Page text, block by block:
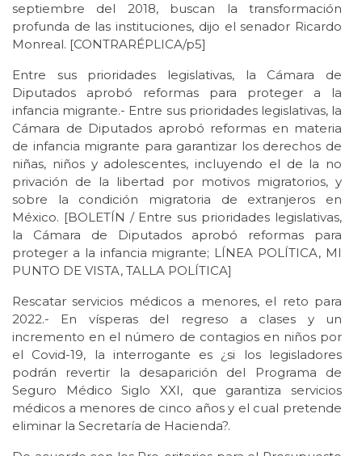
septiembre del 2018, buscan la transformación
profunda de las instituciones, dijo el senador Ricardo
Monreal. [CONTRARÉPLICA/p5]
Entre sus prioridades legislativas, la Cámara de
Diputados aprobó reformas para proteger a la
infancia migrante.- Entre sus prioridades legislativas, la
Cámara de Diputados aprobó reformas en materia
de infancia migrante para garantizar los derechos de
niñas, niños y adolescentes, incluyendo el de la no
privación de la libertad por motivos migratorios, y
sobre la condición migratoria de extranjeros en
México. [BOLETÍN / Entre sus prioridades legislativas,
la Cámara de Diputados aprobó reformas para
proteger a la infancia migrante; LÍNEA POLÍTICA, MI
PUNTO DE VISTA, TALLA POLÍTICA]
Rescatar servicios médicos a menores, el reto para
2022.- En vísperas del regreso a clases y un
incremento en el número de contagios en niños por
el Covid-19, la interrogante es ¿si los legisladores
podrán revertir la desaparición del Programa de
Seguro Médico Siglo XXI, que garantiza servicios
médicos a menores de cinco años y el cual pretende
eliminar la Secretaría de Hacienda?.